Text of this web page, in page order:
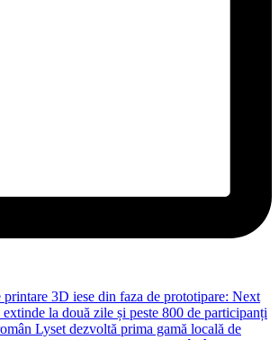
printare 3D iese din faza de prototipare: Next
la două zile și peste 800 de participanți
Lyset dezvoltă prima gamă locală de